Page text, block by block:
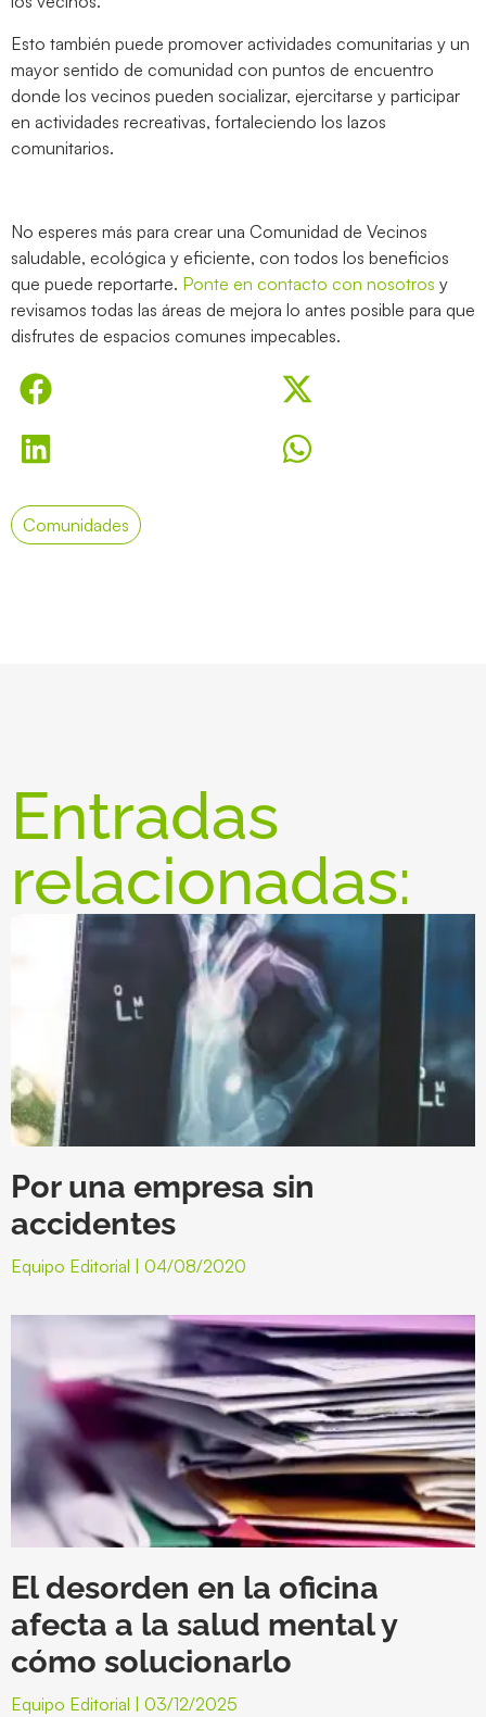
Esto también puede promover actividades comunitarias y un
mayor sentido de comunidad con puntos de encuentro
donde los vecinos pueden socializar, ejercitarse y participar
en actividades recreativas, fortaleciendo los lazos
comunitarios.
No esperes más para crear una Comunidad de Vecinos
saludable, ecológica y eficiente, con todos los beneficios
que puede reportarte. Ponte en contacto con nosotros y
revisamos todas las áreas de mejora lo antes posible para que
disfrutes de espacios comunes impecables.
Comunidades
Entradas
relacionadas:
Por una empresa sin
accidentes
Equipo Editorial 04/08/2020
El desorden en la oficina
afecta a la salud mental y
cómo solucionarlo
Equipo Editorial 03/12/2025